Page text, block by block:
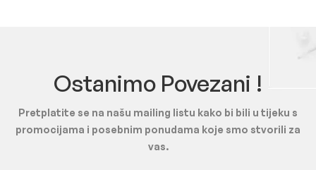
Ostanimo Povezani !
Pretplatite se na našu mailing listu kako bi bili u tijeku s
promocijama i posebnim ponudama koje smo stvorili za
vas.